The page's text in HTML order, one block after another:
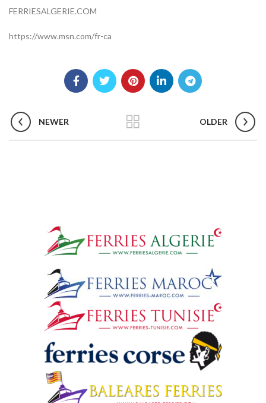
FERRIESALGERIE.COM
https://www.msn.com/fr-ca
NEWER OLDER